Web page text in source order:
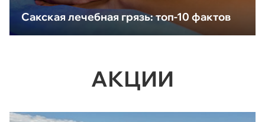
Сакская лечебная грязь: топ-10 фактов
АКЦИИ